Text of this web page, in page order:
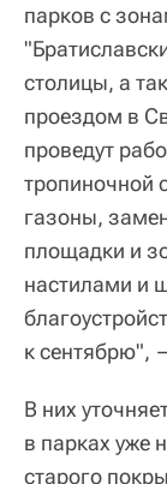
парков с
столицы, а
проездом в
проведут
тропиночной
газоны,
площадки и
настилами и
к сентябрю",
В них
в парках уже
старого